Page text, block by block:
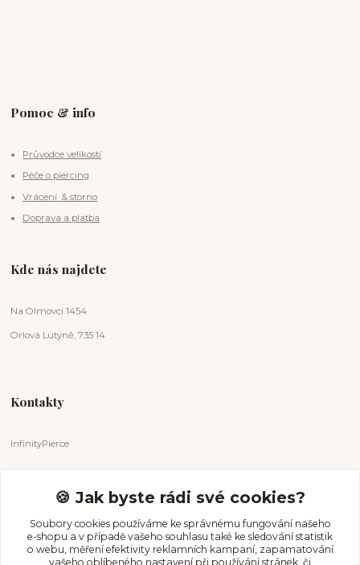
Pomoc & info
Průvodce velikostí
Péče o piercing
Vrácení & storno
Doprava a platba
Kde nás najdete
Na Olmovci 1454
Orlová Lutyně, 735 14
Kontakty
InfinityPierce
+420 731 681 038
(Po-Ne, 9-18 hod.)
info@infinitypierce.cz
🍪 Jak byste rádi své cookies?
Soubory cookies používáme ke správnému fungování našeho
e-shopu a v případě vašeho souhlasu také ke sledování statistik
o webu, měření efektivity reklamních kampaní, zapamatování
vašeho oblíbeného nastavení při používání stránek, či